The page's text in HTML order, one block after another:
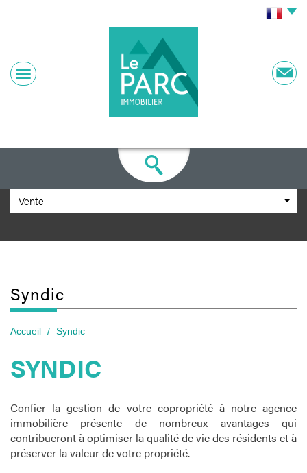
Vente
syndic
Accueil Syndic
SYNDIC
Confier la gestion de votre copropriété à notre agence
immobilière présente de nombreux avantages qui
contribueront à optimiser la qualité de vie des résidents et à
préserver la valeur de votre propriété.